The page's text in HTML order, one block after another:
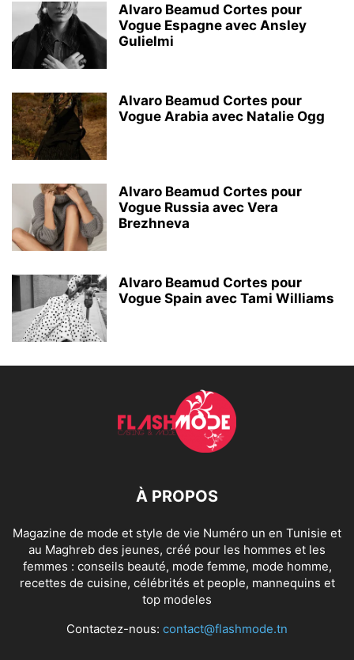
Alvaro Beamud Cortes pour
Vogue Espagne avec Ansley
Gulielmi
Alvaro Beamud Cortes pour
Vogue Arabia avec Natalie Ogg
Alvaro Beamud Cortes pour
Vogue Russia avec Vera
Brezhneva
Alvaro Beamud Cortes pour
Vogue Spain avec Tami Williams
À PROPOS
Magazine de mode et style de vie Numéro un en Tunisie et
au Maghreb des jeunes, créé pour les hommes et les
femmes : conseils beauté, mode femme, mode homme,
recettes de cuisine, célébrités et people, mannequins et
top modeles
Contactez-nous: contact@flashmode.tn